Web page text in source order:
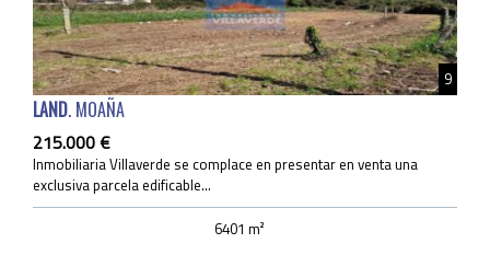
9
LAND. MOAÑA
215.000 €
Inmobiliaria Villaverde se complace en presentar en venta una
exclusiva parcela edificable...
6401 m²